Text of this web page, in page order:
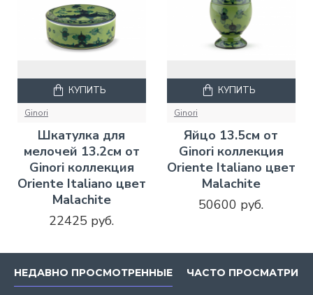
Ginori
Шкатулка для
мелочей 13.2см от
Ginori коллекция
Oriente Italiano цвет
Malachite
22425 руб.
КУПИТЬ
Ginori
Яйцо 13.5см от
Ginori коллекция
Oriente Italiano цвет
Malachite
50600 руб.
КУПИТЬ
НЕДАВНО ПРОСМОТРЕННЫЕ ЧАСТО